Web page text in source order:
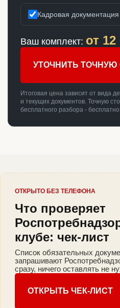
Кадровая документация
Ваш комплект: от 12
УТОЧНИТЬ
Итоговая цена зависит от вида
и текущих документов. Точную
бесплатного разбора -
ОТКРЫТО БЕЗ ТЕЛЕФОНА
Что проверяет
клубе: чек-лист
Список обязательных
запрашивают
сразу, ничего оставлять не
ОТКРЫТЬ ЧЕК-ЛИСТ